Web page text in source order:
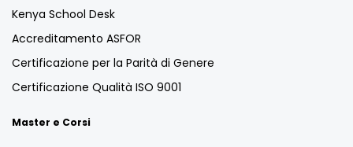
Kenya School Desk
Accreditamento ASFOR
Certificazione per la Parità di Genere
Certificazione Qualità ISO 9001
Master e Corsi